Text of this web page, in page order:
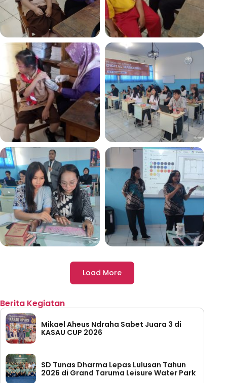
Load More
Berita Kegiatan
Mikael Aheus Ndraha Sabet Juara 3 di
KASAU CUP 2026
SD Tunas Dharma Lepas Lulusan Tahun
2026 di Grand Taruma Leisure Water Park